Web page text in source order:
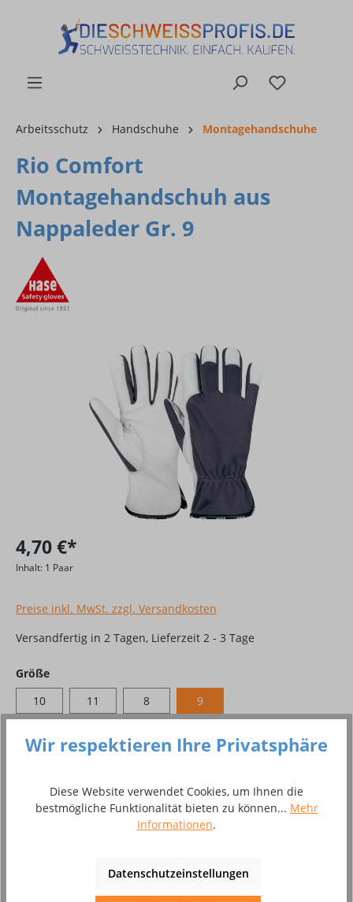
Arbeitsschutz Handschuhe Montagehandschuhe
Rio Comfort
Montagehandschuh aus
Nappaleder Gr. 9
Bildergalerie überspringen
4,70 €*
Inhalt: 1 Paar
Preise inkl. MwSt. zzgl. Versandkosten
Versandfertig in 2 Tagen, Lieferzeit 2 - 3 Tage
Größeauswählen
10
11 8 9
Produkt Anzahl: Gib den gewünschten
In den Warenkorb
Zum Merkzettel hinzufügen
Produktdatenblatt Download
Wir respektieren Ihre Privatsphäre
Diese Website verwendet Cookies, um Ihnen die
bestmögliche Funktionalität bieten zu können... Mehr
Informationen.
Datenschutzeinstellungen